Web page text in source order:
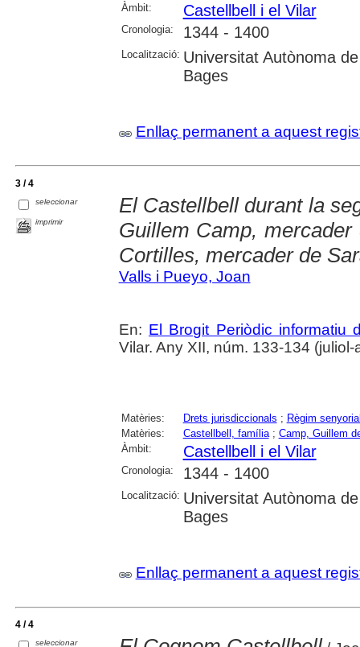
Àmbit:
Castellbell i el Vilar
Cronologia: 1344 - 1400
Localització: Universitat Autònoma
Bages
Enllaç permanent a aquest
3 / 4
seleccionar
imprimir
El Castellbell durant la
Guillem Camp,
Cortilles, mercader de
Valls i Pueyo, Joan
En: El Brogit Periòdic informatiu
Vilar. Any XII, núm. 133-134
Matèries: Drets jurisdiccionals ; Règim
Matèries:
Castellbell, família; Camp, Guillem
Àmbit:
Castellbell i el Vilar
Cronologia: 1344 - 1400
Localització: Universitat Autònoma
Bages
Enllaç permanent a aquest
4 / 4
seleccionar